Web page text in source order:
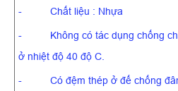
- Chất liệu : Nhựa
- Không có tác dụng chống
ở nhiệt độ 40 độ C.
- Có đệm thép ở đế chống